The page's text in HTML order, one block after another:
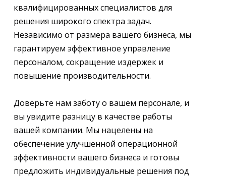
квалифицированных специалистов для
решения широкого спектра задач.
Независимо от размера вашего бизнеса, мы
гарантируем эффективное управление
персоналом, сокращение издержек и
повышение производительности.
Доверьте нам заботу о вашем персонале, и
вы увидите разницу в качестве работы
вашей компании. Мы нацелены на
обеспечение улучшенной операционной
эффективности вашего бизнеса и готовы
предложить индивидуальные решения под